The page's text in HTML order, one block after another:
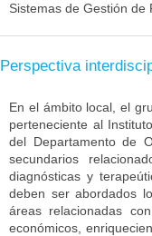
Sistemas de Gestión de
Perspectiva
En el ámbito local, el
perteneciente al
del Departamento de
secundarios
diagnósticas y
deben ser abordados
áreas relacionadas
económicos,